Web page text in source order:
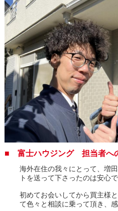
■ 富士ハウジング 担当者へ
海外在住の我々にとって、増
トを送って下さったのは安心で
初めてお会いしてから買主様
て色々と相談に乗って頂き、